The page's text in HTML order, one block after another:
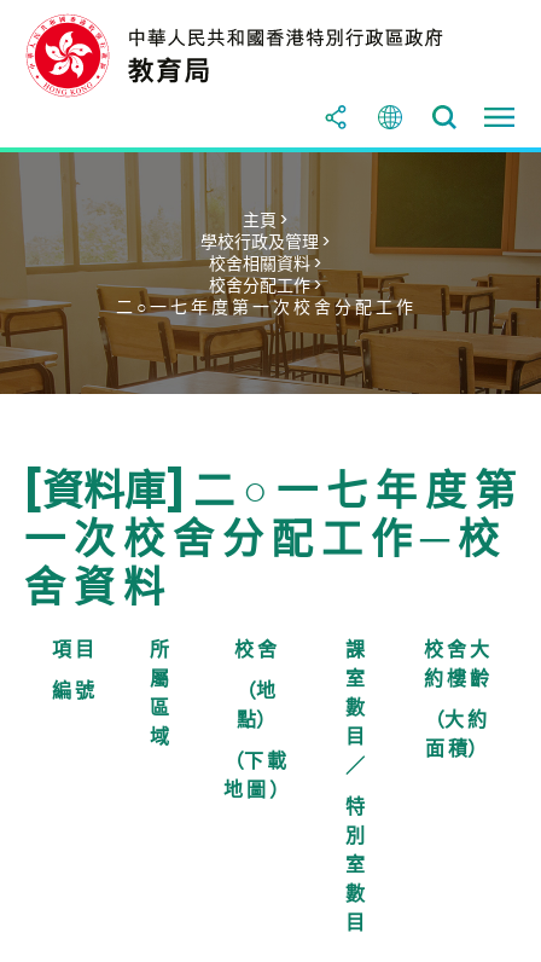
主頁 >
學校行政及管理 >
校舍相關資料 >
校舍分配工作 >
二 ○ 一 七 年 度 第 一 次 校 舍 分 配 工 作
[資料庫] 二 ○ 一 七 年 度 第
一 次 校 舍 分 配 工 作 ─ 校
舍 資 料
項 目
編 號
所
屬
區
域
校 舍
（地
點）
（下 載
地 圖）
課
室
數
目
／
特
別
室
數
目
校 舍 大
約 樓 齡
（大 約
面 積）